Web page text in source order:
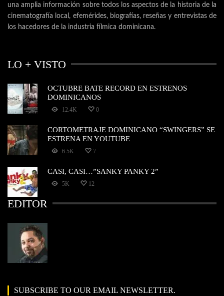
una amplia información sobre todos los aspectos de la historia de la
cinematografía local, efemérides, biografías, reseñas y entrevistas de
los hacedores de la industria fílmica dominicana.
LO + VISTO
OCTUBRE BATE RECORD EN ESTRENOS
DOMINICANOS
12.4K 0
CORTOMETRAJE DOMINICANO “SWINGERS” SE
ESTRENA EN YOUTUBE
6.5K 7
CASI, CASI…”SANKY PANKY 2”
5K 12
EDITOR
SUBSCRIBE TO OUR EMAIL NEWSLETTER.